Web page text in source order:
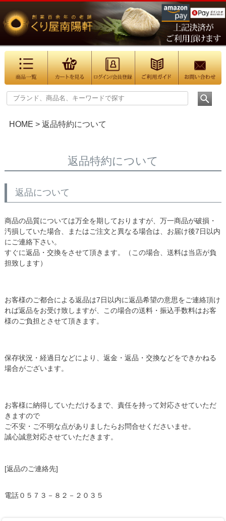
HOME 返品特約について
返品特約について
返品について
商品の品質については万全を期しておりますが、万一商品が破損・
汚損していた場合、またはご注文と異なる場合は、お届け後7日以内
にご連絡下さい。
すぐに返品・交換をさせて頂きます。（この場合、送料は当店が負
担致します）
お客様のご都合による返品は7日以内に返品希望の意思をご連絡頂け
れば返品をお受け致しますが、この場合の送料・振込手数料はお客
様のご負担とさせて頂きます。
保存状況・経過日などにより、返金・返品・交換などをできかねる
場合がございます。
お客様に納得していただけるまで、責任を持って対応させていただ
きますので
ご不安・ご不明な点がありましたらお問合せくださいませ。
誠心誠意対応させていただきます。
[返品のご連絡先]
電話０５７３－８２－２０３５